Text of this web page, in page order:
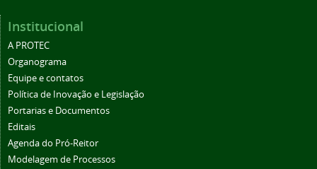
Institucional
A PROTEC
Organograma
Equipe e contatos
Política de Inovação e Legislação
Portarias e Documentos
Editais
Agenda do Pró-Reitor
Modelagem de Processos